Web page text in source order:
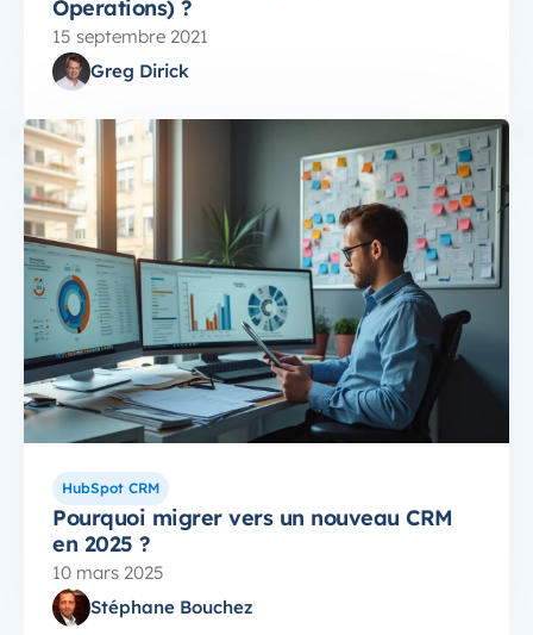
Operations) ?
15 septembre 2021
Greg Dirick
HubSpot CRM
Pourquoi migrer vers un nouveau CRM
en 2025 ?
10 mars 2025
Stéphane Bouchez